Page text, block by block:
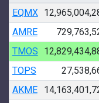
EQMX
AMRE
TMOS
TOPS
AKME